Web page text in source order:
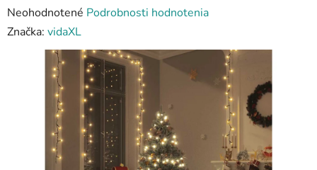
Priemerné
hodnotenie
produktu
hviezdičiek.
Neohodnotené Podrobnosti hodnotenia
Značka: vidaXL